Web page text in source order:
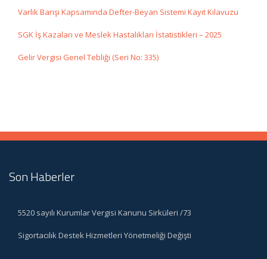
Varlık Barışı Kapsamında Defter-Beyan Sistemi Kayıt Kılavuzu
SGK İş Kazaları ve Meslek Hastalıkları İstatistikleri – 2025
Gelir Vergisi Genel Tebliği (Seri No: 335)
Son Haberler
5520 sayılı Kurumlar Vergisi Kanunu Sirküleri /73
Sigortacılık Destek Hizmetleri Yönetmeliği Değişti